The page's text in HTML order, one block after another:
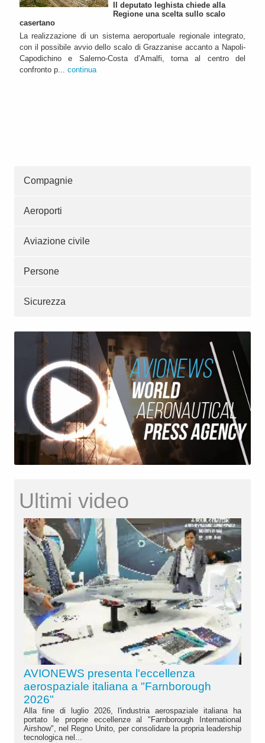
Il deputato leghista chiede alla
Regione una scelta sullo scalo
casertano
La realizzazione di un sistema aeroportuale regionale integrato,
con il possibile avvio dello scalo di Grazzanise accanto a Napoli-
Capodichino e Salerno-Costa d’Amalfi, torna al centro del
confronto p... continua
Compagnie
Aeroporti
Aviazione civile
Persone
Sicurezza
Ultimi video
AVIONEWS presenta l'eccellenza
aerospaziale italiana a "Farnborough
2026"
Alla fine di luglio 2026, l'industria aerospaziale italiana ha
portato le proprie eccellenze al "Farnborough International
Airshow", nel Regno Unito, per consolidare la propria leadership
tecnologica nel...